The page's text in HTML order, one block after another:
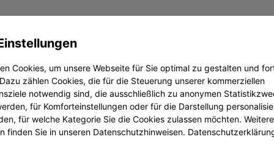
Schritte zur Schadensbegrenzung zu
Geldes
aber nicht unmöglich. Es hängt stark
Cookies, um unsere Webseite für Sie optimal zu gestalten und
zählen Cookies, die für die Steuerung unserer kommerziellen
notwendig sind, die ausschließlich zu anonymen
für Komforteinstellungen oder für die Darstellung
für welche Kategorie Sie die Cookies zulassen möchten. Weitere
finden Sie in unseren Datenschutzhinweisen.